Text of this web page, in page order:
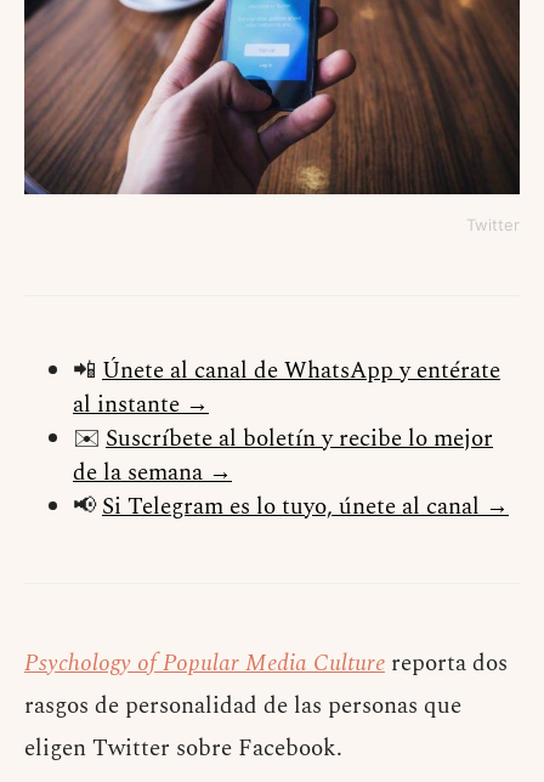
Twitter
📲 Únete al canal de WhatsApp y entérate
al instante →
✉️ Suscríbete al boletín y recibe lo mejor
de la semana →
📢Si Telegram es lo tuyo, únete al canal →
Psychology of Popular Media Culture reporta dos
rasgos de personalidad de las personas que
eligen Twitter sobre Facebook.